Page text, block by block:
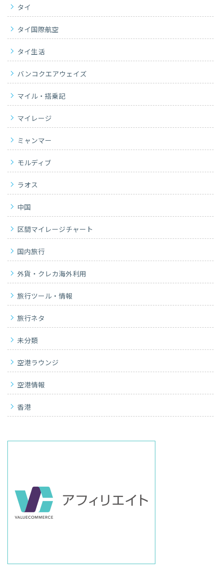
タイ
タイ国際航空
タイ生活
バンコクエアウェイズ
マイル・搭乗記
マイレージ
ミャンマー
モルディブ
ラオス
中国
区間マイレージチャート
国内旅行
外貨・クレカ海外利用
旅行ツール・情報
旅行ネタ
未分類
空港ラウンジ
空港情報
香港